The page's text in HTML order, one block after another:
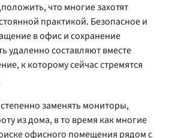
что многие захотят
практикой. Безопасное и
в офис и сохранение
удаленно составляют вместе
к которому сейчас стремятся
заменять мониторы,
из дома, в то время как многие
офисного помещения рядом с